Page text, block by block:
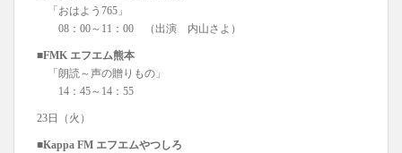
「おはよう765」
08：00～11：00 （出演 内山さよ）
■FMK エフエム熊本
「朗読～声の贈りもの」
14：45～14：55
23日（火）
■Kappa FM エフエムやつしろ